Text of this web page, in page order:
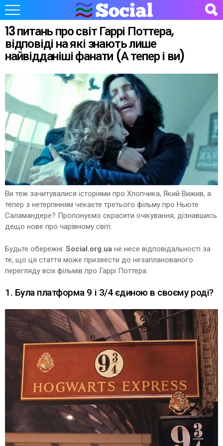
13 питань про світ Гаррі Поттера,
відповіді на які знають лише
найвідданіші фанати (А тепер і ви)
Ви теж зачитувалися історіями про Хлопчика, Який Вижив, а
тепер з нетерпінням чекаєте третього фільму про Ньюте
Саламандере? Пропонуємо скрасити очікування, дізнавшись
дещо нове про чарівному світі.
Будьте обережні: Social.org.ua не несе відповідальності за
те, що ця стаття може призвести до незапланованого
перегляду всіх фільмів про Гаррі Поттера.
1. Була платформа 9 і 3/4 єдиною в своєму роді?